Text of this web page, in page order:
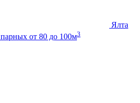
Ялта
от 80 до 100м3